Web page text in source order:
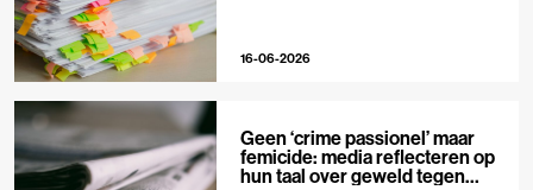
16-06-2026
Geen ‘crime passionel’ maar
femicide: media reflecteren op
hun taal over geweld tegen